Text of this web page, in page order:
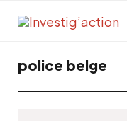
police belge